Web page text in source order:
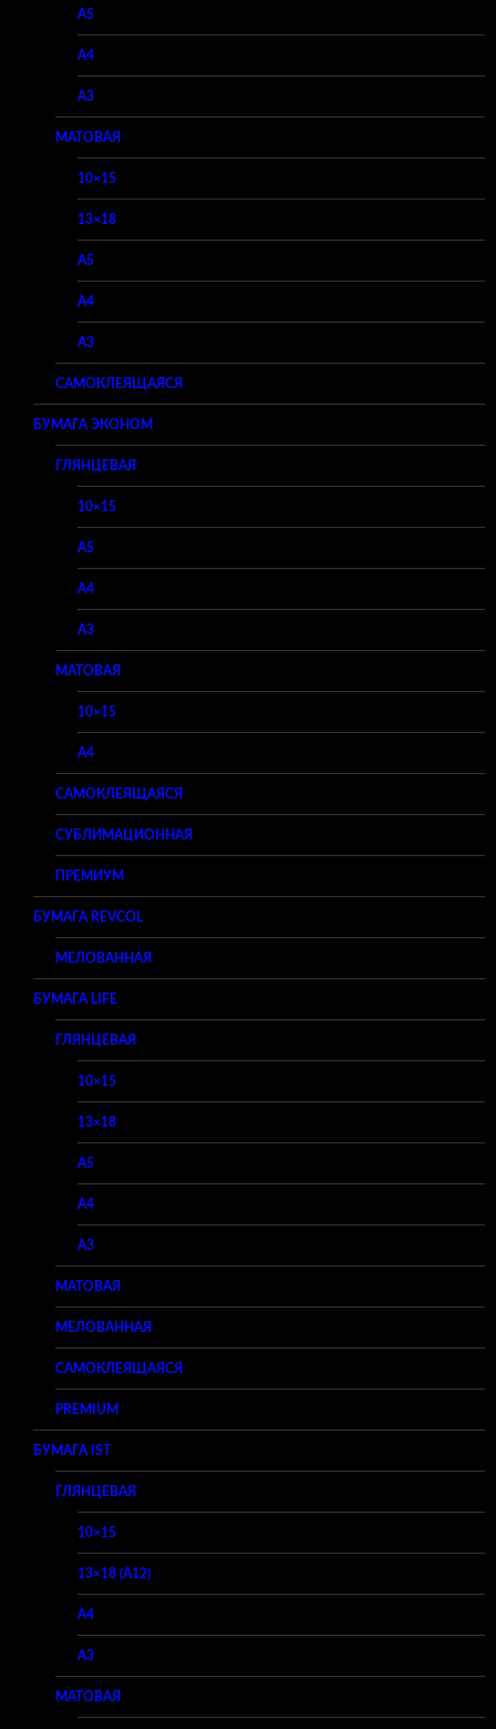
A5
A4
A3
МАТОВАЯ
10×15
13×18
A5
A4
A3
САМОКЛЕЯЩАЯСЯ
БУМАГА ЭКОНОМ
ГЛЯНЦЕВАЯ
10×15
A5
A4
A3
МАТОВАЯ
10×15
A4
САМОКЛЕЯЩАЯСЯ
СУБЛИМАЦИОННАЯ
ПРЕМИУМ
БУМАГА REVCOL
МЕЛОВАННАЯ
БУМАГА LIFE
ГЛЯНЦЕВАЯ
10×15
13×18
A5
A4
A3
МАТОВАЯ
МЕЛОВАННАЯ
САМОКЛЕЯЩАЯСЯ
PREMIUM
БУМАГА IST
ГЛЯНЦЕВАЯ
10×15
13×18 (A12)
A4
A3
МАТОВАЯ